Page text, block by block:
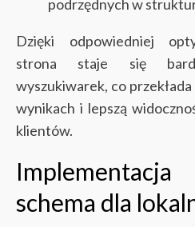
podrzędnych w
Dzięki odpowiedniej
strona staje się
wyszukiwarek, co
wynikach i lepszą
klientów.
schema dla